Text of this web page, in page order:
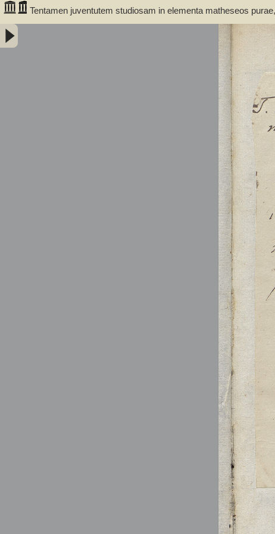
Tentamen juventutem studiosam in elementa matheseos
introducendi. Cum appendice triplici. Auctore Professore